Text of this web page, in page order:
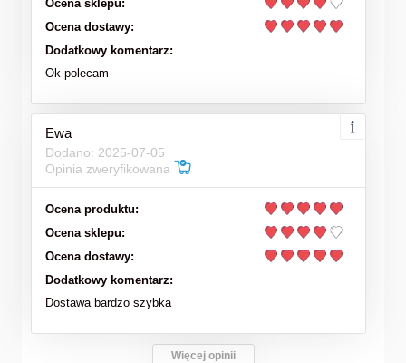
Ocena sklepu:
Ocena dostawy:
Dodatkowy komentarz:
Ok polecam
Ewa
Dodano: 2025-07-05
Opinia zweryfikowana
Ocena produktu:
Ocena sklepu:
Ocena dostawy:
Dodatkowy komentarz:
Dostawa bardzo szybka
Więcej opinii